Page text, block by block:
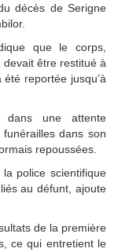
décès de Serigne
que le corps,
être restitué à
reportée jusqu’à
dans une attente
dans son
repoussées.
la police scientifique
au défunt, ajoute
de la première
ce qui entretient le